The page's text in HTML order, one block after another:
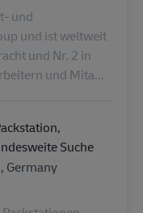
und
und ist weltweit
und Nr. 2 in
und Mita...
Suche
Germany